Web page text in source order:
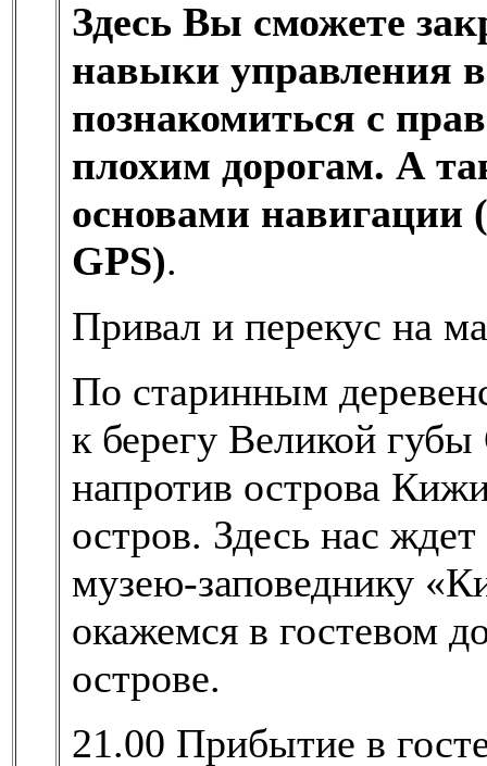
Здесь Вы сможете
навыки управления
познакомиться с
плохим дорогам. А
основами навигации
GPS).
Привал и перекус на
По старинным
к берегу Великой
напротив острова
остров. Здесь нас
музею-заповеднику
окажемся в гостевом
острове.
21.00 Прибытие в